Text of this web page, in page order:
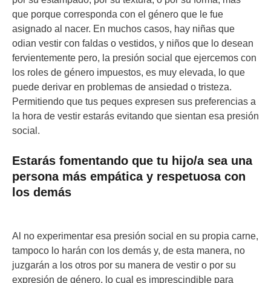
que porque corresponda con el género que le fue
asignado al nacer. En muchos casos, hay niñas que
odian vestir con faldas o vestidos, y niños que lo desean
fervientemente pero, la presión social que ejercemos con
los roles de género impuestos, es muy elevada, lo que
puede derivar en problemas de ansiedad o tristeza.
Permitiendo que tus peques expresen sus preferencias a
la hora de vestir estarás evitando que sientan esa presión
social.
Estarás fomentando que tu hijo/a sea una
persona más empática y respetuosa con
los demás
Al no experimentar esa presión social en su propia carne,
tampoco lo harán con los demás y, de esta manera, no
juzgarán a los otros por su manera de vestir o por su
expresión de género, lo cual es imprescindible para